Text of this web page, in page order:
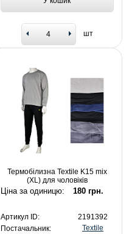
шт
Термобілизна Textile K15 mix
(XL) для чоловіків
Ціна за одиницю: 180 грн.
Артикул ID:
2191392
Постачальник:
Textile